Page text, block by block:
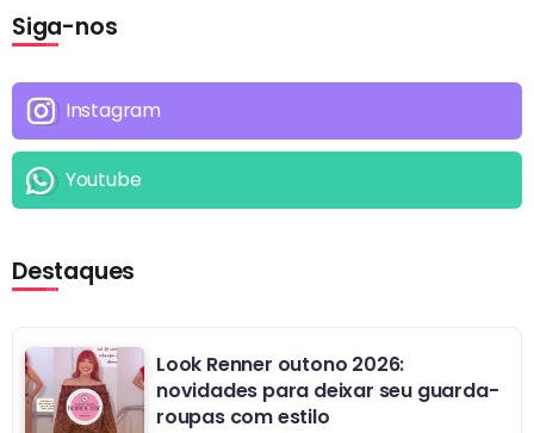
Siga-nos
Instagram
Youtube
Destaques
Look Renner outono 2026:
novidades para deixar seu guarda-
roupas com estilo